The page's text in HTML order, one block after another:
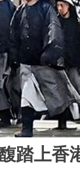
踏上香